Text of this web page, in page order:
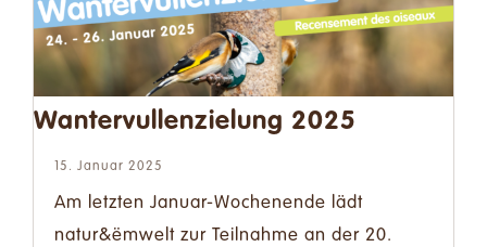
Wantervullenzielung 2025
15. Januar 2025
Am letzten Januar-Wochenende lädt
natur&ëmwelt zur Teilnahme an der 20.